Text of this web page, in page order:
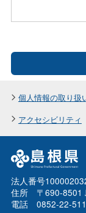
個人情報の取り扱
アクセシビリティ
法人番号
住所 〒690-8501
電話 0852-22-